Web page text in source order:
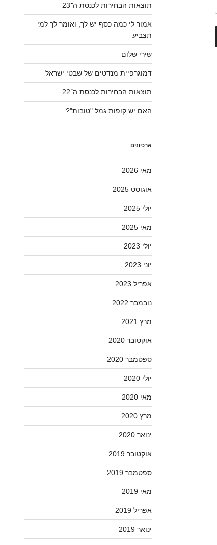
תוצאות הבחירות לכנסת ה־23
אמור לי כמה כסף יש לך, ואומר לך למי
תצביע
שירי שלום
דמוגרפיית מנדטים של שבטי ישראל
תוצאות הבחירות לכנסת ה־22
האם יש קופות גמל "טובות"?
ארכיונים
מאי 2026
אוגוסט 2025
יולי 2025
מאי 2025
יולי 2023
יוני 2023
אפריל 2023
נובמבר 2022
מרץ 2021
אוקטובר 2020
ספטמבר 2020
יולי 2020
מאי 2020
מרץ 2020
ינואר 2020
אוקטובר 2019
ספטמבר 2019
מאי 2019
אפריל 2019
ינואר 2019